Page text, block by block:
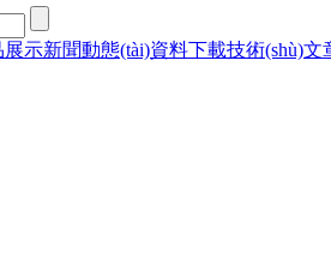
展示新聞動態(tài)資料下載技術(shù)文